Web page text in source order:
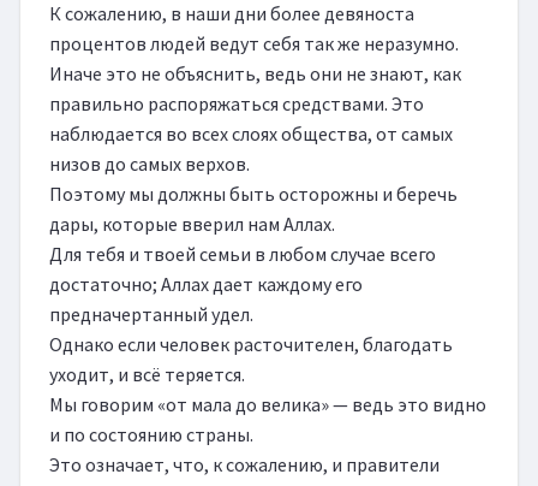
К сожалению, в наши дни более девяноста
процентов людей ведут себя так же неразумно.
Иначе это не объяснить, ведь они не знают, как
правильно распоряжаться средствами. Это
наблюдается во всех слоях общества, от самых
низов до самых верхов.
Поэтому мы должны быть осторожны и беречь
дары, которые вверил нам Аллах.
Для тебя и твоей семьи в любом случае всего
достаточно; Аллах дает каждому его
предначертанный удел.
Однако если человек расточителен, благодать
уходит, и всё теряется.
Мы говорим «от мала до велика» — ведь это видно
и по состоянию страны.
Это означает, что, к сожалению, и правители